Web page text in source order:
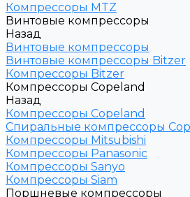
Компрессоры MTZ
Винтовые компрессоры
Назад
Винтовые компрессоры
Винтовые компрессоры Bitzer
Компрессоры Bitzer
Компрессоры Copeland
Назад
Компрессоры Copeland
Спиральные компрессоры
Компрессоры Mitsubishi
Компрессоры Panasonic
Компрессоры Sanyo
Компрессоры Siam
Поршневые компрессоры